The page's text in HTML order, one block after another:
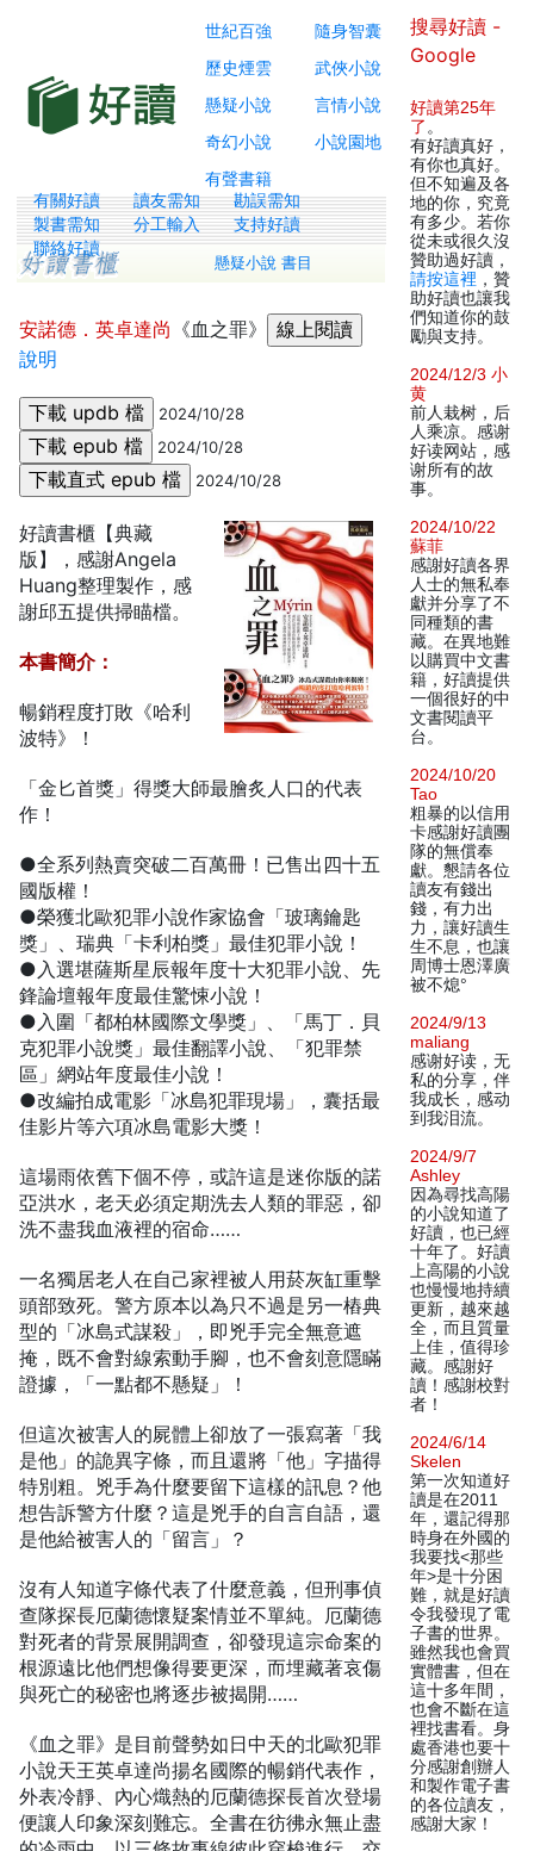
世紀百強
隨身智囊
歷史煙雲
武俠小說
懸疑小說
言情小說
奇幻小說
小說園地
有聲書籍
有關好讀 讀友需知
勘誤需知
製書需知
分工輸入
支持好讀
聯絡好讀
懸疑小說 書目
安諾德．英卓達尚 《血之罪》
說明
2024/10/28
2024/10/28
2024/10/28
好讀書櫃【典藏
版】，感謝Angela
Huang整理製作，感
謝邱五提供掃瞄檔。
本書簡介：
暢銷程度打敗《哈利
波特》！
「金匕首獎」得獎大師最膾炙人口的代表
作！
●全系列熱賣突破二百萬冊！已售出四十五
國版權！
●榮獲北歐犯罪小說作家協會「玻璃鑰匙
獎」、瑞典「卡利柏獎」最佳犯罪小說！
●入選堪薩斯星辰報年度十大犯罪小說、先
鋒論壇報年度最佳驚悚小說！
●入圍「都柏林國際文學獎」、「馬丁．貝
克犯罪小說獎」最佳翻譯小說、「犯罪禁
區」網站年度最佳小說！
●改編拍成電影「冰島犯罪現場」，囊括最
佳影片等六項冰島電影大獎！
這場雨依舊下個不停，或許這是迷你版的諾
亞洪水，老天必須定期洗去人類的罪惡，卻
洗不盡我血液裡的宿命……
一名獨居老人在自己家裡被人用菸灰缸重擊
頭部致死。警方原本以為只不過是另一樁典
型的「冰島式謀殺」，即兇手完全無意遮
掩，既不會對線索動手腳，也不會刻意隱瞞
證據，「一點都不懸疑」！
但這次被害人的屍體上卻放了一張寫著「我
是他」的詭異字條，而且還將「他」字描得
特別粗。兇手為什麼要留下這樣的訊息？他
想告訴警方什麼？這是兇手的自言自語，還
是他給被害人的「留言」？
沒有人知道字條代表了什麼意義，但刑事偵
查隊探長厄蘭德懷疑案情並不單純。厄蘭德
對死者的背景展開調查，卻發現這宗命案的
根源遠比他們想像得要更深，而埋藏著哀傷
與死亡的秘密也將逐步被揭開……
《血之罪》是目前聲勢如日中天的北歐犯罪
小說天王英卓達尚揚名國際的暢銷代表作，
外表冷靜、內心熾熱的厄蘭德探長首次登場
便讓人印象深刻難忘。全書在彷彿永無止盡
搜尋好讀 -
Google
好讀第25年
了 。
有好讀真好，
有你也真好。
但不知遍及各
地的你，究竟
有多少。若你
從未或很久沒
贊助過好讀，
請按這裡 ，贊
助好讀也讓我
們知道你的鼓
勵與支持。
2024/12/3 小
黄
前人栽树，后
人乘凉。感谢
好读网站，感
谢所有的故
事。
2024/10/22
蘇菲
感謝好讀各界
人士的無私奉
獻并分享了不
同種類的書
藏。在異地難
以購買中文書
籍，好讀提供
一個很好的中
文書閱讀平
台。
2024/10/20
Tao
粗暴的以信用
卡感謝好讀團
隊的無償奉
獻。懇請各位
讀友有錢出
錢，有力出
力，讓好讀生
生不息，也讓
周博士恩澤廣
被不熄°
2024/9/13
maliang
感谢好读，无
私的分享，伴
我成长，感动
到我泪流。
2024/9/7
Ashley
因為尋找高陽
的小說知道了
好讀，也已經
十年了。好讀
上高陽的小說
也慢慢地持續
更新，越來越
全，而且質量
上佳，值得珍
藏。感謝好
讀！感謝校對
者！
2024/6/14
Skelen
第一次知道好
讀是在2011
年，還記得那
時身在外國的
我要找<那些
年>是十分困
難，就是好讀
令我發現了電
子書的世界。
雖然我也會買
實體書，但在
這十多年間，
也會不斷在這
裡找書看。身
處香港也要十
分感謝創辦人
和製作電子書
的各位讀友，
感謝大家！